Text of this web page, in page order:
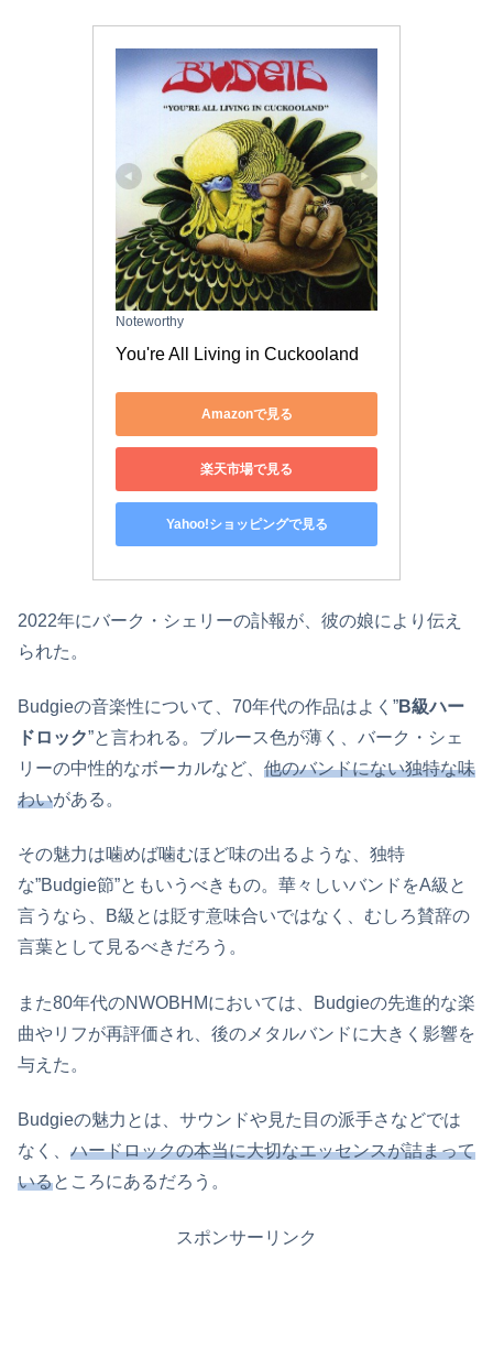
Noteworthy
You're All Living in Cuckooland
Amazonで見る
楽天市場で見る
Yahoo!ショッピングで見る
2022年にバーク・シェリーの訃報が、彼の娘により伝え
られた。
Budgieの音楽性について、70年代の作品はよく”B級ハー
ドロック”と言われる。ブルース色が薄く、バーク・シェ
リーの中性的なボーカルなど、 他のバンドにない独特な味
わいがある。
その魅力は噛めば噛むほど味の出るような、独特
な”Budgie節”ともいうべきもの。華々しいバンドをA級と
言うなら、B級とは貶す意味合いではなく、むしろ賛辞の
言葉として見るべきだろう。
また80年代のNWOBHMにおいては、Budgieの先進的な楽
曲やリフが再評価され、後のメタルバンドに大きく影響を
与えた。
Budgieの魅力とは、サウンドや見た目の派手さなどでは
なく、 ハードロックの本当に大切なエッセンスが詰まって
いるところにあるだろう。
スポンサーリンク